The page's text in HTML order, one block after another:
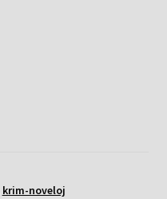
krim-noveloj